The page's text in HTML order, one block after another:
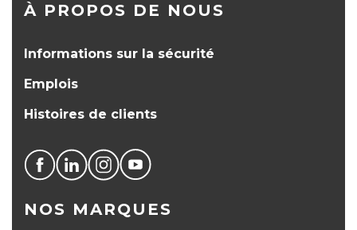
À PROPOS DE NOUS
Informations sur la sécurité
Emplois
Histoires de clients
NOS MARQUES